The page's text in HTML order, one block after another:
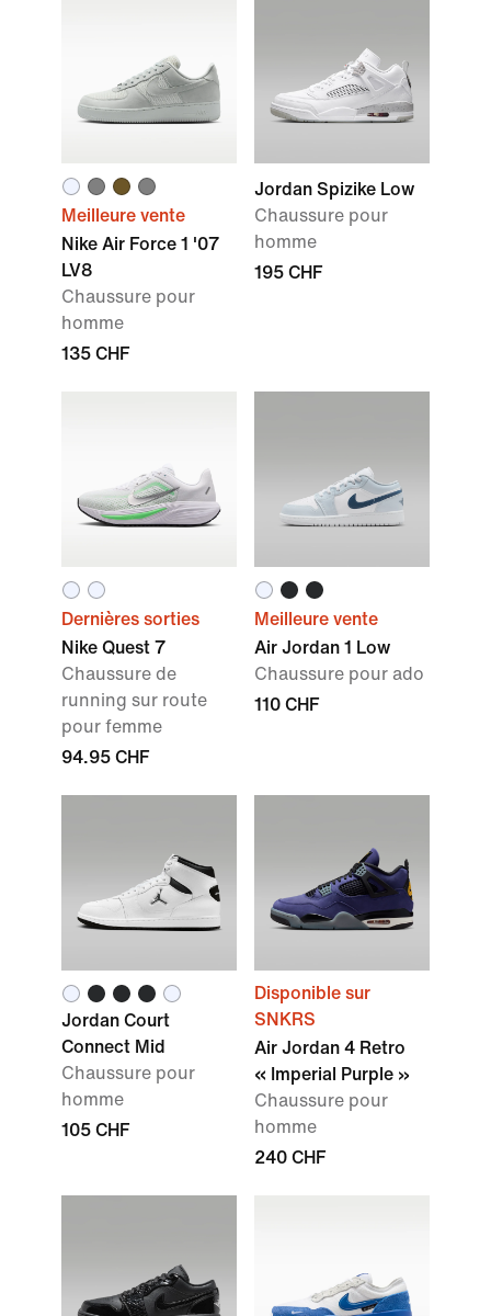
Meilleure vente
Nike Air Force 1 '07
LV8
Chaussure pour
homme
135 CHF
Jordan Spizike Low
Chaussure pour
homme
195 CHF
Dernières sorties
Nike Quest 7
Chaussure de
running sur route
pour femme
94.95 CHF
Meilleure vente
Air Jordan 1 Low
Chaussure pour ado
110 CHF
Jordan Court
Connect Mid
Chaussure pour
homme
105 CHF
Disponible sur
SNKRS
Air Jordan 4 Retro
« Imperial Purple »
Chaussure pour
homme
240 CHF